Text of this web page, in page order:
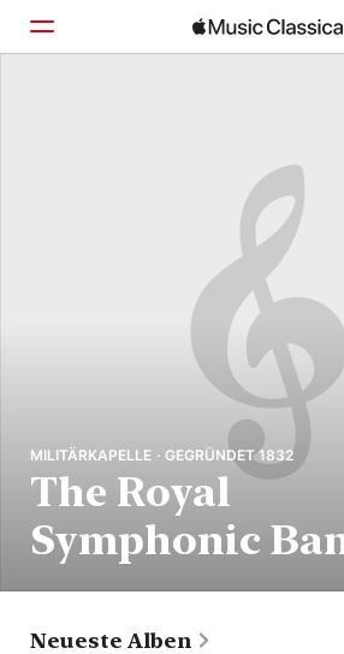
MILITÄRKAPELLE · GEGRÜNDET 1832
The Royal
Symphonic
the Belgian
Neueste Alben